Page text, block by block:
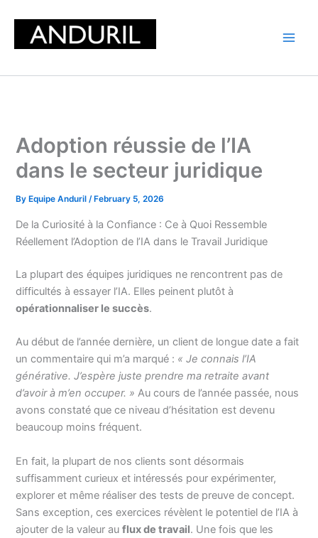
content
Adoption réussie de l’IA
dans le secteur juridique
By Equipe Anduril/ February 5, 2026
De la Curiosité à la Confiance : Ce à Quoi Ressemble
Réellement l’Adoption de l’IA dans le Travail Juridique
La plupart des équipes juridiques ne rencontrent pas de
difficultés à essayer l’IA. Elles peinent plutôt à
opérationnaliser le succès.
Au début de l’année dernière, un client de longue date a fait
un commentaire qui m’a marqué : « Je connais l’IA
générative. J’espère juste prendre ma retraite avant
d’avoir à m’en occuper. » Au cours de l’année passée, nous
avons constaté que ce niveau d’hésitation est devenu
beaucoup moins fréquent.
En fait, la plupart de nos clients sont désormais
suffisamment curieux et intéressés pour expérimenter,
explorer et même réaliser des tests de preuve de concept.
Sans exception, ces exercices révèlent le potentiel de l’IA à
ajouter de la valeur auflux de travail. Une fois que les